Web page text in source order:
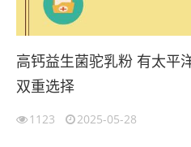
高钙益生菌驼乳粉 有太平
双重选择
1123 2025-05-28